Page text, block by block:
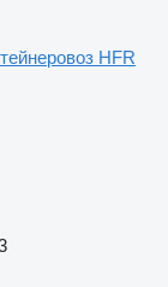
HFR